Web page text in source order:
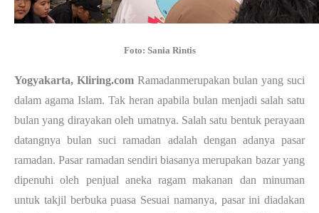
Foto: Sania Rintis
Yogyakarta, Kliring.com Ramadanmerupakan bulan yang suci
dalam agama Islam. Tak heran apabila bulan menjadi salah satu
bulan yang dirayakan oleh umatnya. Salah satu bentuk perayaan
datangnya bulan suci ramadan adalah dengan adanya pasar
ramadan. Pasar ramadan sendiri biasanya merupakan bazar yang
dipenuhi oleh penjual aneka ragam makanan dan minuman
untuk takjil berbuka puasa Sesuai namanya, pasar ini diadakan